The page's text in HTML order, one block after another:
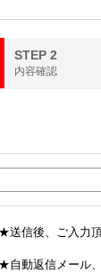
STEP 2
内容確認
★送信後、ご入力
★自動返信メール